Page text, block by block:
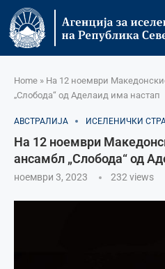
Home » На 12 ноември
„Слобода“ од Аделаид има настап
АВСТРАЛИЈА ИСЕЛЕНИЧКИ
На 12 ноември
ансамбл „Слобода“ од
ноември 3, 2023 232 views